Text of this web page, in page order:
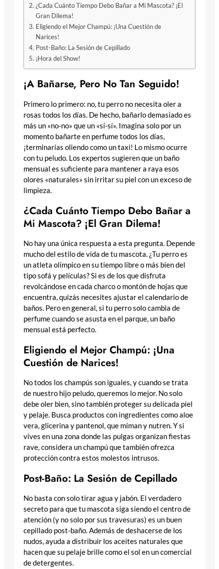
¿Cada Cuánto Tiempo Debo Bañar a Mi Mascota? ¡El
Gran Dilema!
Eligiendo el Mejor Champú: ¡Una Cuestión de
Narices!
Post-Baño: La Sesión de Cepillado
¡Hora del Show!
¡A Bañarse, Pero No Tan Seguido!
Primero lo primero: no, tu perro no necesita oler a
rosas todos los días. De hecho, bañarlo demasiado es
más un «no-no» que un «sí-sí». Imagina solo por un
momento bañarte en perfume todos los días,
¡terminarías oliendo como un taxi! Lo mismo ocurre
con tu peludo. Los expertos sugieren que un baño
mensual es suficiente para mantener a raya esos
olores «naturales» sin irritar su piel con un exceso de
limpieza.
¿Cada Cuánto Tiempo Debo Bañar a
Mi Mascota? ¡El Gran Dilema!
No hay una única respuesta a esta pregunta. Depende
mucho del estilo de vida de tu mascota. ¿Tu perro es
un atleta olímpico en su tiempo libre o más bien del
tipo sofá y películas? Si es de los que disfruta
revolcándose en cada charco o montón de hojas que
encuentra, quizás necesites ajustar el calendario de
baños. Pero en general, si tu perro solo cambia de
perfume cuando se asusta en el parque, un baño
mensual está perfecto.
Eligiendo el Mejor Champú: ¡Una
Cuestión de Narices!
No todos los champús son iguales, y cuando se trata
de nuestro hijo peludo, queremos lo mejor. No solo
debe oler bien, sino también proteger su delicada piel
y pelaje. Busca productos con ingredientes como aloe
vera, glicerina y pantenol, que miman y nutren. Y si
vives en una zona donde las pulgas organizan fiestas
rave, considera un champú que también ofrezca
protección contra estos molestos intrusos.
Post-Baño: La Sesión de Cepillado
No basta con solo tirar agua y jabón. El verdadero
secreto para que tu mascota siga siendo el centro de
atención (y no solo por sus travesuras) es un buen
cepillado post-baño. Además de deshacerse de los
nudos, ayuda a distribuir los aceites naturales que
hacen que su pelaje brille como el sol en un comercial
de detergentes.